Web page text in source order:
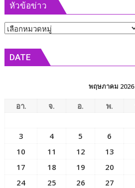
หัวข้อข่าว
หัวข้อ
DATE
พฤษภาคม 2026
อา. จ. อ. พ.
3
4 5 6
10
11 12 13
17
18 19 20
24
25 26 27